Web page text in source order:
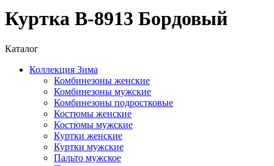
Куртка B-8913 Бордовый
Каталог
Коллекция Зима
Комбинезоны женские
Комбинезоны мужские
Комбинезоны подростковые
Костюмы женские
Костюмы мужские
Куртки женские
Куртки мужские
Пальто мужское